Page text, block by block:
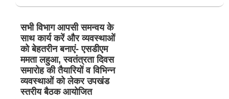
सभी विभाग आपसी समन्वय के
साथ कार्य करें और व्यवस्थाओं
को बेहतरीन बनाएं- एसडीएम
ममता लहुआ, स्वतंत्रता दिवस
समारोह की तैयारियों व विभिन्न
व्यवस्थाओं को लेकर उपखंड
स्तरीय बैठक आयोजित